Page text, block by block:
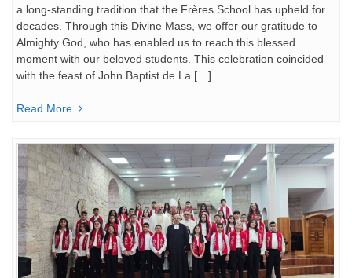
a long-standing tradition that the Frères School has upheld for
decades. Through this Divine Mass, we offer our gratitude to
Almighty God, who has enabled us to reach this blessed
moment with our beloved students. This celebration coincided
with the feast of John Baptist de La […]
Read More